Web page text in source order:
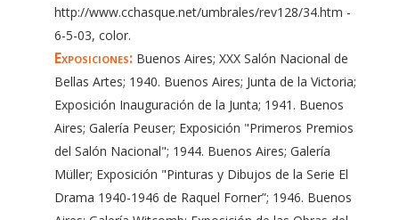
http://www.cchasque.net/umbrales/rev128/34.htm -
6-5-03, color.
Exposiciones:Buenos Aires; XXX Salón Nacional de
Bellas Artes; 1940. Buenos Aires; Junta de la Victoria;
Exposición Inauguración de la Junta; 1941. Buenos
Aires; Galería Peuser; Exposición "Primeros Premios
del Salón Nacional"; 1944. Buenos Aires; Galería
Müller; Exposición "Pinturas y Dibujos de la Serie El
Drama 1940-1946 de Raquel Forner”; 1946. Buenos